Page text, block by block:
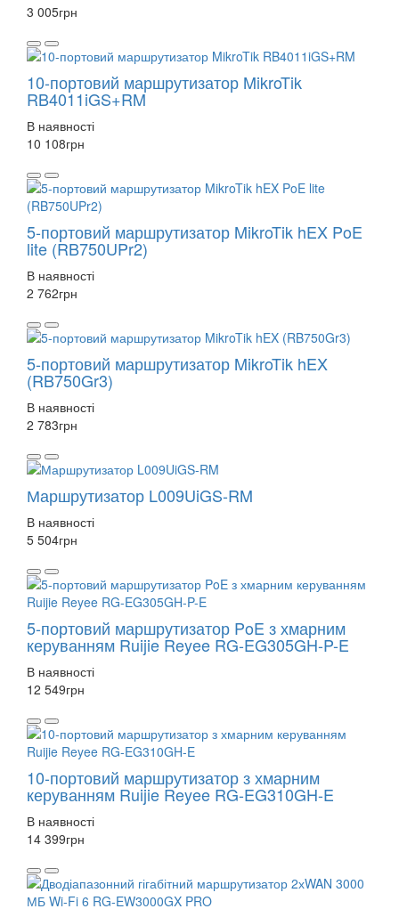
3 005грн
10-портовий маршрутизатор MikroTik
RB4011iGS+RM
В наявності
10 108грн
5-портовий маршрутизатор MikroTik hEX PoE
lite (RB750UPr2)
В наявності
2 762грн
5-портовий маршрутизатор MikroTik hEX
(RB750Gr3)
В наявності
2 783грн
Маршрутизатор L009UiGS-RM
В наявності
5 504грн
5-портовий маршрутизатор PoE з хмарним
керуванням Ruijie Reyee RG-EG305GH-P-E
В наявності
12 549грн
10-портовий маршрутизатор з хмарним
керуванням Ruijie Reyee RG-EG310GH-E
В наявності
14 399грн